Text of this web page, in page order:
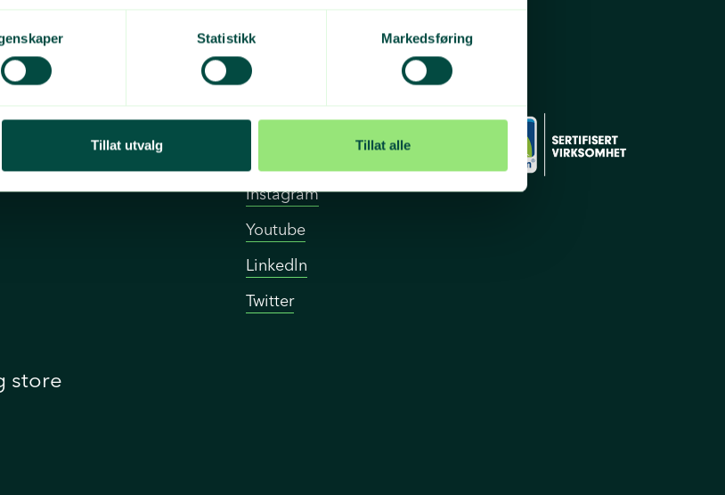
Statistikk Markedsføring
Tillat utvalg Tillat alle
Organisasjonsnummer
977 075 521
Sosiale medier
Instagram
Youtube
Linkedln
Twitter
store